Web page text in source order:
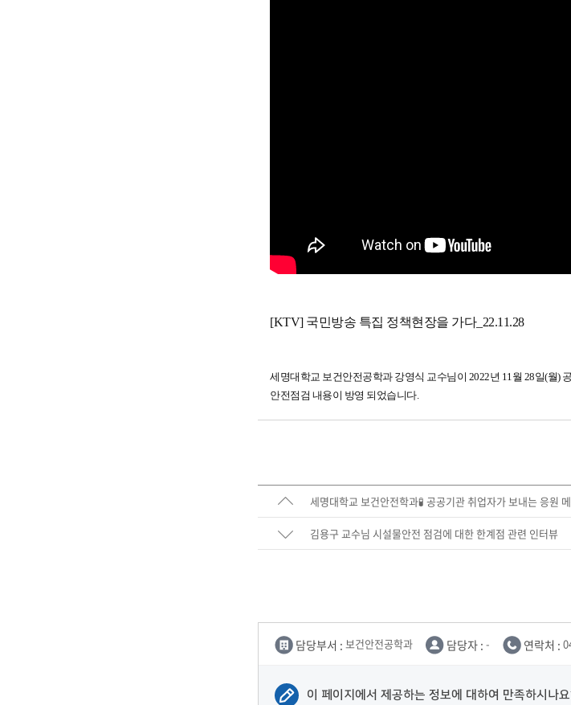
[KTV] 국민방송 특집 정책현장을 가다_22.11.28
세명대학교 보건안전공학과 강영식 교수님이 2022년 11월 28일(월)
안전점검 내용이 방영 되었습니다.
세명대학교 보건안전학과🧪 공공기관 취업자가 보내는 응원
김용구 교수님 시설물안전 점검에 대한 한계점 관련 인터뷰
담당부서 : 보건안전공학과 담당자 : - 연락처 :
이 페이지에서 제공하는 정보에 대하여 만족하시나